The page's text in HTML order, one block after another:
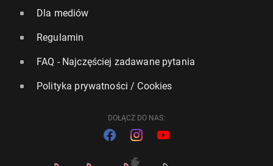
Dla mediów
Regulamin
FAQ - Najczęściej zadawane pytania
Polityka prywatności / Cookies
DOŁĄCZ DO NAS: